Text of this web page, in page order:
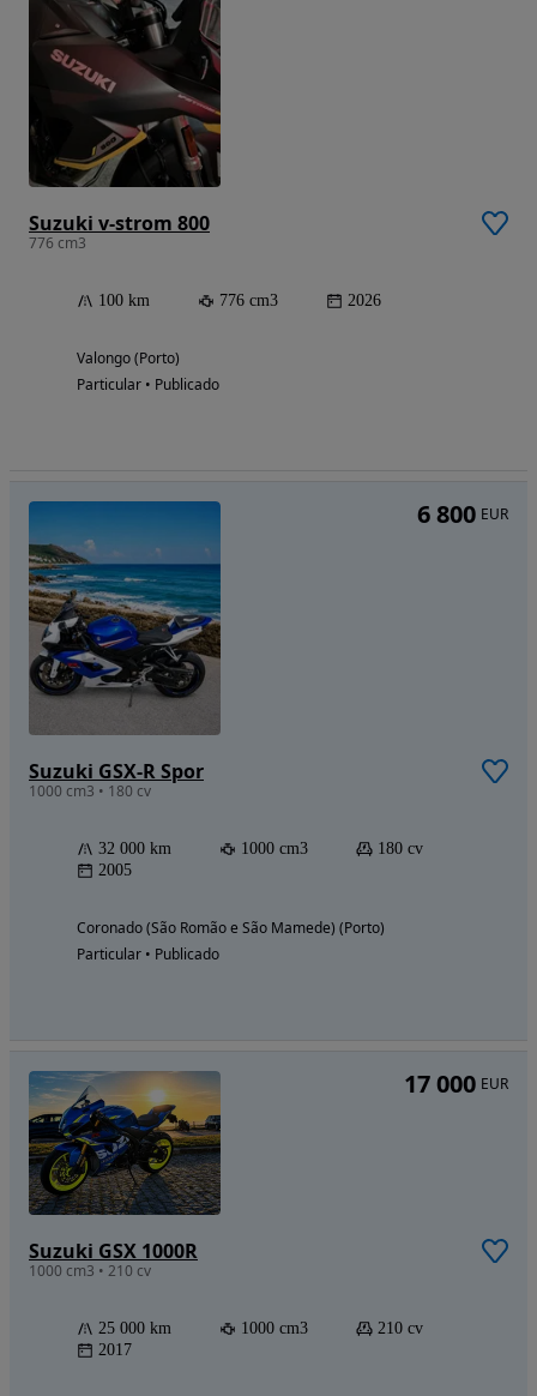
Suzuki v-strom 800
776 cm3
100 km 776 cm3 2026
Valongo (Porto)
Particular • Publicado
Suzuki GSX-R Spor
1000 cm3 • 180 cv
32 000 km 1000 cm3
180 cv
2005
Coronado (São Romão e São Mamede) (Porto)
Particular • Publicado
6 800 EUR
Suzuki GSX 1000R
1000 cm3 • 210 cv
25 000 km 1000 cm3
210 cv
2017
17 000 EUR